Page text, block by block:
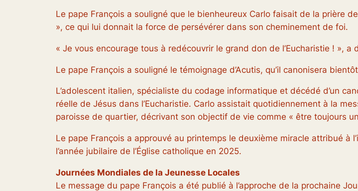
Le pape François a souligné que le bienheureux Carlo faisait de la prière
», ce qui lui donnait la force de persévérer dans son cheminement de foi.
« Je vous encourage tous à redécouvrir le grand don de l’Eucharistie ! », a
Le pape François a souligné le témoignage d’Acutis, qu’il canonisera
L’adolescent italien, spécialiste du codage informatique et décédé d’un
réelle de Jésus dans l’Eucharistie. Carlo assistait quotidiennement à la
paroisse de quartier, décrivant son objectif de vie comme « être toujours
Le pape François a approuvé au printemps le deuxième miracle attribué à
l’année jubilaire de l’Église catholique en 2025.
Journées Mondiales de la Jeunesse Locales
Le message du pape François a été publié à l’approche de la prochaine